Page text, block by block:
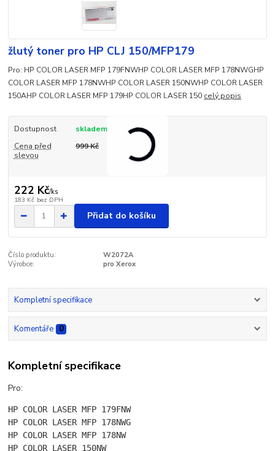
žlutý toner pro HP CLJ 150/MFP179
Pro: HP COLOR LASER MFP 179FNWHP COLOR LASER MFP 178NWGHP
COLOR LASER MFP 178NWHP COLOR LASER 150NWHP COLOR LASER
150AHP COLOR LASER MFP 179HP COLOR LASER 150 celý popis
Dostupnost
skladem
Cena před
slevou
999 Kč
222 Kč/ks
183 Kč bez DPH
Přidat do košíku
Číslo produktu:
W2072A
Výrobce:
pro Xerox
Kompletní specifikace
Komentáře 0
Kompletní specifikace
Pro:
HP COLOR LASER MFP 179FNW
HP COLOR LASER MFP 178NWG
HP COLOR LASER MFP 178NW
HP COLOR LASER 150NW